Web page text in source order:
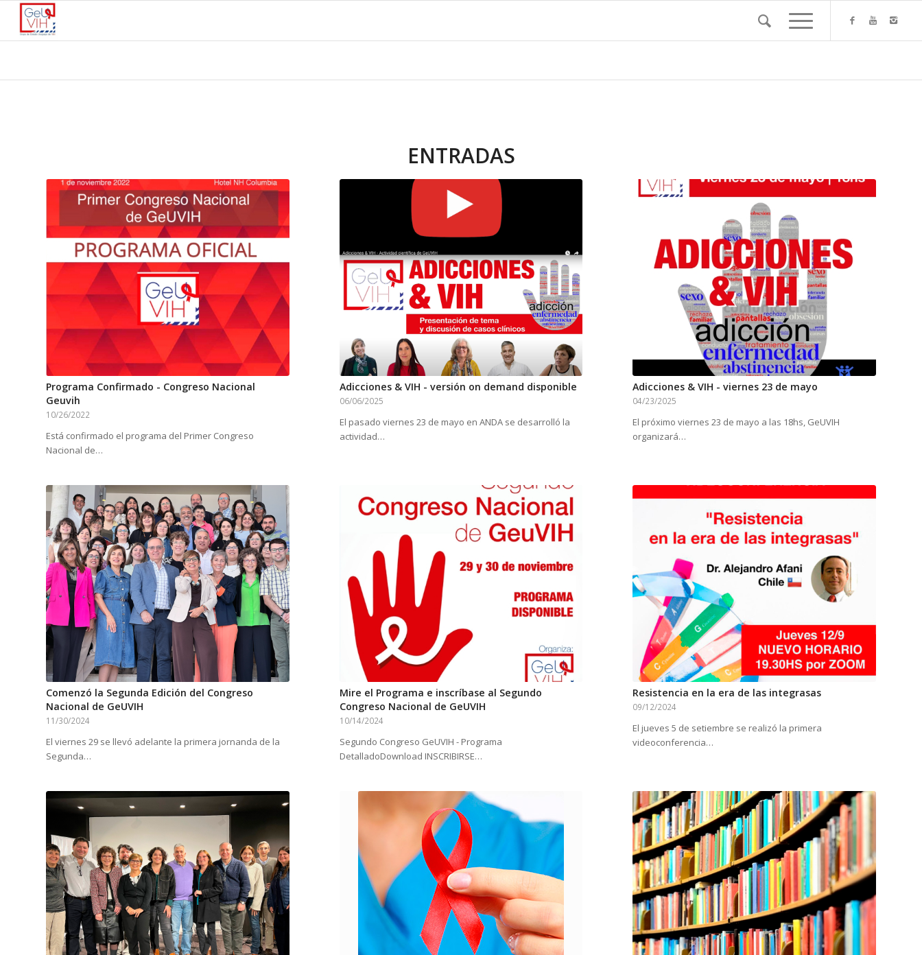
ENTRADAS
Programa Confirmado - Congreso Nacional
Geuvih
10/26/2022
Está confirmado el programa del Primer Congreso
Nacional de…
Adicciones & VIH - versión on demand disponible
06/06/2025
El pasado viernes 23 de mayo en ANDA se desarrolló la
actividad…
Adicciones & VIH - viernes 23 de mayo
04/23/2025
El próximo viernes 23 de mayo a las 18hs, GeUVIH
organizará…
Comenzó la Segunda Edición del Congreso
Nacional de GeUVIH
11/30/2024
El viernes 29 se llevó adelante la primera jornanda de la
Segunda…
Mire el Programa e inscríbase al Segundo
Congreso Nacional de GeUVIH
10/14/2024
Segundo Congreso GeUVIH - Programa
DetalladoDownload INSCRIBIRSE…
Resistencia en la era de las integrasas
09/12/2024
El jueves 5 de setiembre se realizó la primera
videoconferencia…